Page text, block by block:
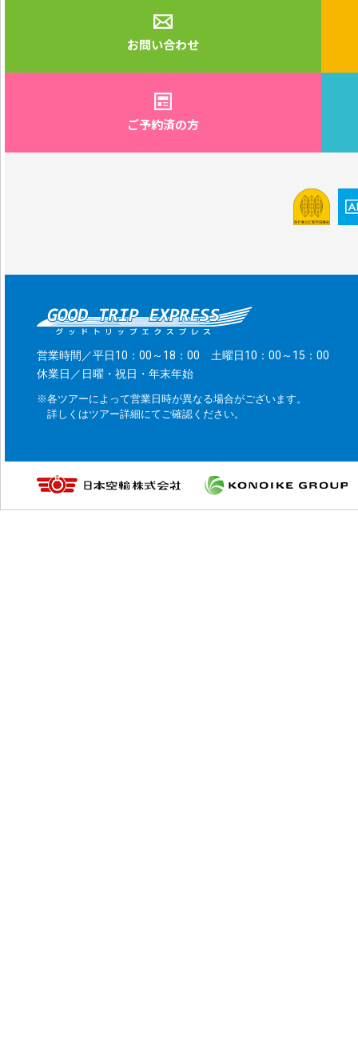
お問い合わせ
ご予約済の方
営業時間／平日10：00～18：00 土曜日10：00～15：00
休業日／日曜・祝日・年末年始
※各ツアーによって営業日時が異なる場合がございます。
詳しくはツアー詳細にてご確認ください。